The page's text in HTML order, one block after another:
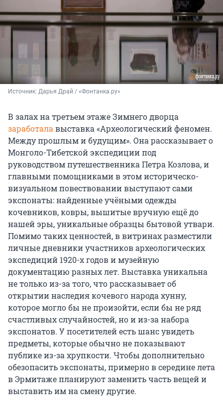
Источник: Дарья Драй / «Фонтанка.ру»
В залах на третьем этаже Зимнего дворца
заработала выставка «Археологический феномен.
Между прошлым и будущим». Она рассказывает о
Монголо-Тибетской экспедиции под
руководством путешественника Петра Козлова, и
главными помощниками в этом историческо-
визуальном повествовании выступают сами
экспонаты: найденные учёными одежды
кочевников, ковры, вышитые вручную ещё до
нашей эры, уникальные образцы бытовой утвари.
Помимо таких ценностей, в витринах разместили
личные дневники участников археологических
экспедиций 1920-х годов и музейную
документацию разных лет. Выставка уникальна
не только из-за того, что рассказывает об
открытии наследия кочевого народа хунну,
которое могло бы не произойти, если бы не ряд
счастливых случайностей, но и из-за набора
экспонатов. У посетителей есть шанс увидеть
предметы, которые обычно не показывают
публике из-за хрупкости. Чтобы дополнительно
обезопасить экспонаты, примерно в середине лета
в Эрмитаже планируют заменить часть вещей и
выставить им на смену другие.